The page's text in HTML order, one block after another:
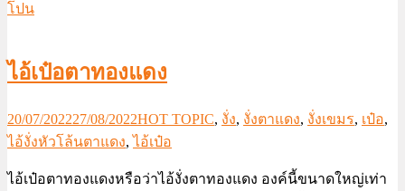
โปน
ไอ้เป๋อตาทองแดง
20/07/202227/08/2022HOT TOPIC, งั่ง, งั่งตาแดง, งั่งเขมร, เป๋อ,
ไอ้งั่งหัวโล้นตาแดง,ไอ้เป๋อ
ไอ้เป๋อตาทองแดงหรือว่าไอ้งั่งตาทองแดง องค์นี้ขนาดใหญ่เท่า